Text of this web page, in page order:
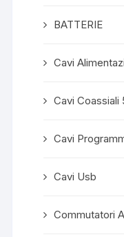
BATTERIE
Cavi
Cavi Coassiali
Cavi
Cavi Usb
Commutatori